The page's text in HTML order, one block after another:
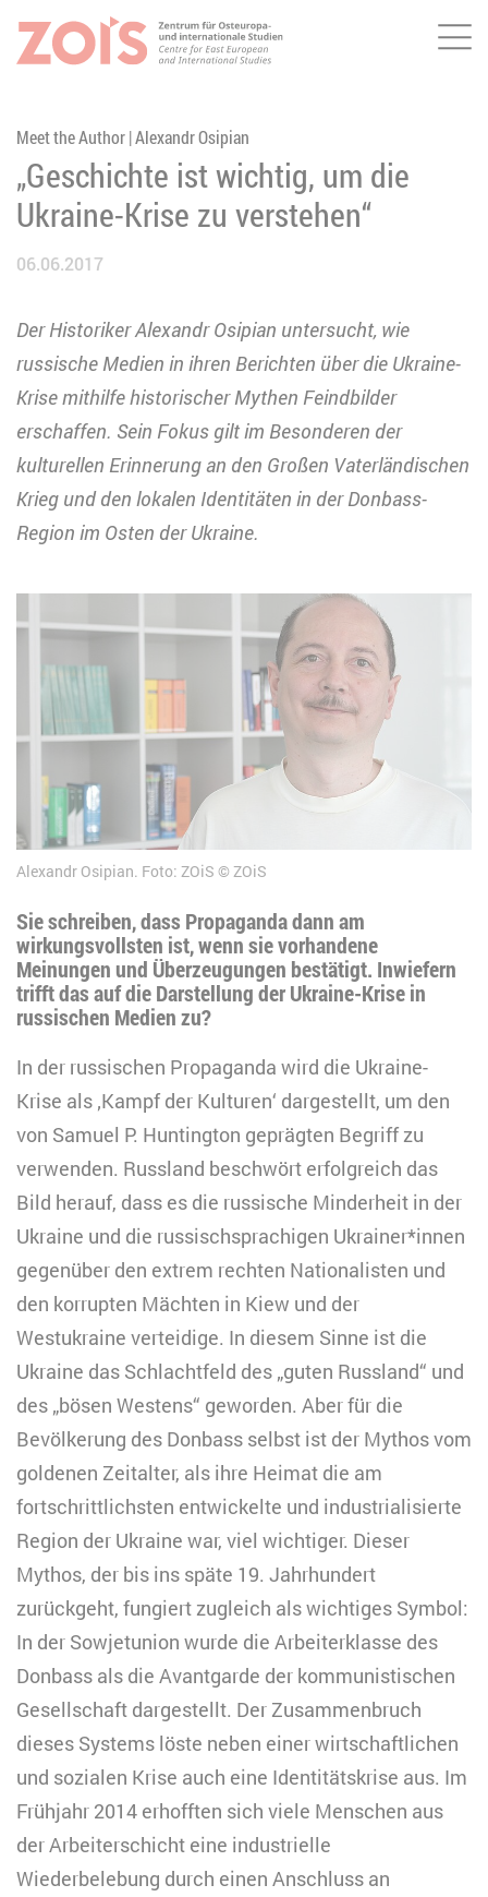
ZUM HAUPTINHALT SPRINGEN
ZUR SUCHE SPRINGEN
Meet the Author | Alexandr Osipian
„Geschichte ist wichtig, um die
Ukraine-Krise zu verstehen“
06.06.2017
Der Historiker Alexandr Osipian untersucht, wie
russische Medien in ihren Berichten über die Ukraine-
Krise mithilfe historischer Mythen Feindbilder
erschaffen. Sein Fokus gilt im Besonderen der
kulturellen Erinnerung an den Großen Vaterländischen
Krieg und den lokalen Identitäten in der Donbass-
Region im Osten der Ukraine.
Alexandr Osipian. Foto: ZOiS ZOiS
Sie schreiben, dass Propaganda dann am
wirkungsvollsten ist, wenn sie vorhandene
Meinungen und Überzeugungen bestätigt. Inwiefern
trifft das auf die Darstellung der Ukraine-Krise in
russischen Medien zu?
In der russischen Propaganda wird die Ukraine-
Krise als ‚Kampf der Kulturen‘ dargestellt, um den
von Samuel P. Huntington geprägten Begriff zu
verwenden. Russland beschwört erfolgreich das
Bild herauf, dass es die russische Minderheit in der
Ukraine und die russischsprachigen Ukrainer*innen
gegenüber den extrem rechten Nationalisten und
den korrupten Mächten in Kiew und der
Westukraine verteidige. In diesem Sinne ist die
Ukraine das Schlachtfeld des „guten Russland“ und
des „bösen Westens“ geworden. Aber für die
Bevölkerung des Donbass selbst ist der Mythos vom
goldenen Zeitalter, als ihre Heimat die am
fortschrittlichsten entwickelte und industrialisierte
Region der Ukraine war, viel wichtiger. Dieser
Mythos, der bis ins späte 19. Jahrhundert
zurückgeht, fungiert zugleich als wichtiges Symbol:
In der Sowjetunion wurde die Arbeiterklasse des
Donbass als die Avantgarde der kommunistischen
Gesellschaft dargestellt. Der Zusammenbruch
dieses Systems löste neben einer wirtschaftlichen
und sozialen Krise auch eine Identitätskrise aus. Im
Frühjahr 2014 erhofften sich viele Menschen aus
der Arbeiterschicht eine industrielle
Wiederbelebung durch einen Anschluss an